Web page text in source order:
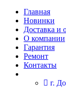
Главная
Новинки
Доставка и
О компании
Гарантия
Ремонт
Контакты
г.